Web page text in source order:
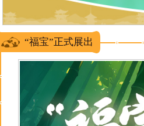
“福宝”正式展出